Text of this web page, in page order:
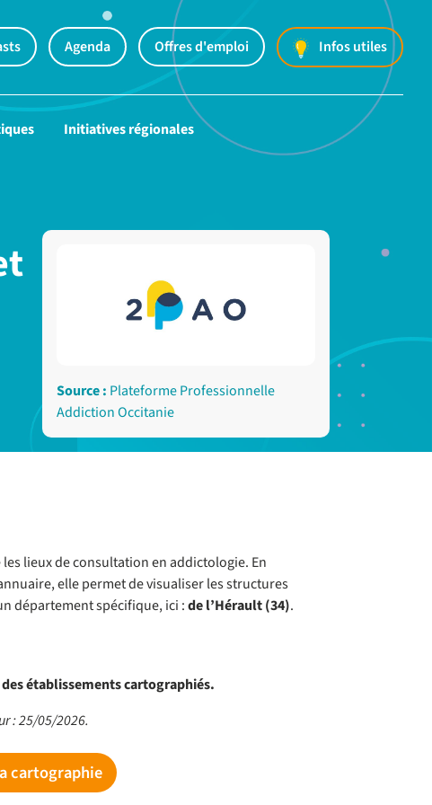
Agenda Offres d'emploi Infos utiles
Initiatives régionales
Source : Plateforme Professionnelle
Addiction Occitanie
lieux de consultation en addictologie. En
elle permet de visualiser les structures
département spécifique, ici :de l’Hérault (34).
des établissements cartographiés.
: 25/05/2026.
cartographie